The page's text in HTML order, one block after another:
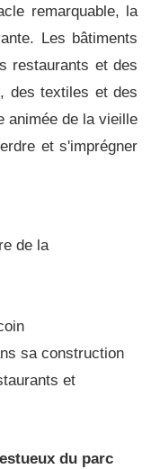
remarquable, la
Les bâtiments
restaurants et des
des textiles et des
animée de la vieille
et s'imprégner
de la
sa construction
et
du parc